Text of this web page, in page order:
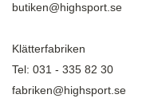
butiken@highsport.se
Klätterfabriken
Tel: 031 - 335 82 30
fabriken@highsport.se